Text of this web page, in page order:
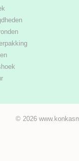
© 2026